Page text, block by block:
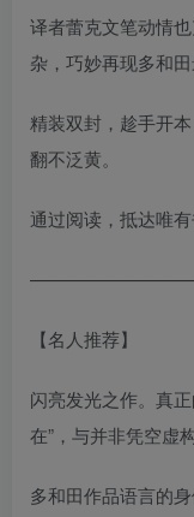
译者蕾克文笔动情
杂，巧妙再现多和田
精装双封，趁手开
翻不泛黄。
通过阅读，抵达唯有
【名人推荐】
闪亮发光之作。真
在”，与并非凭空虚
多和田作品语言的